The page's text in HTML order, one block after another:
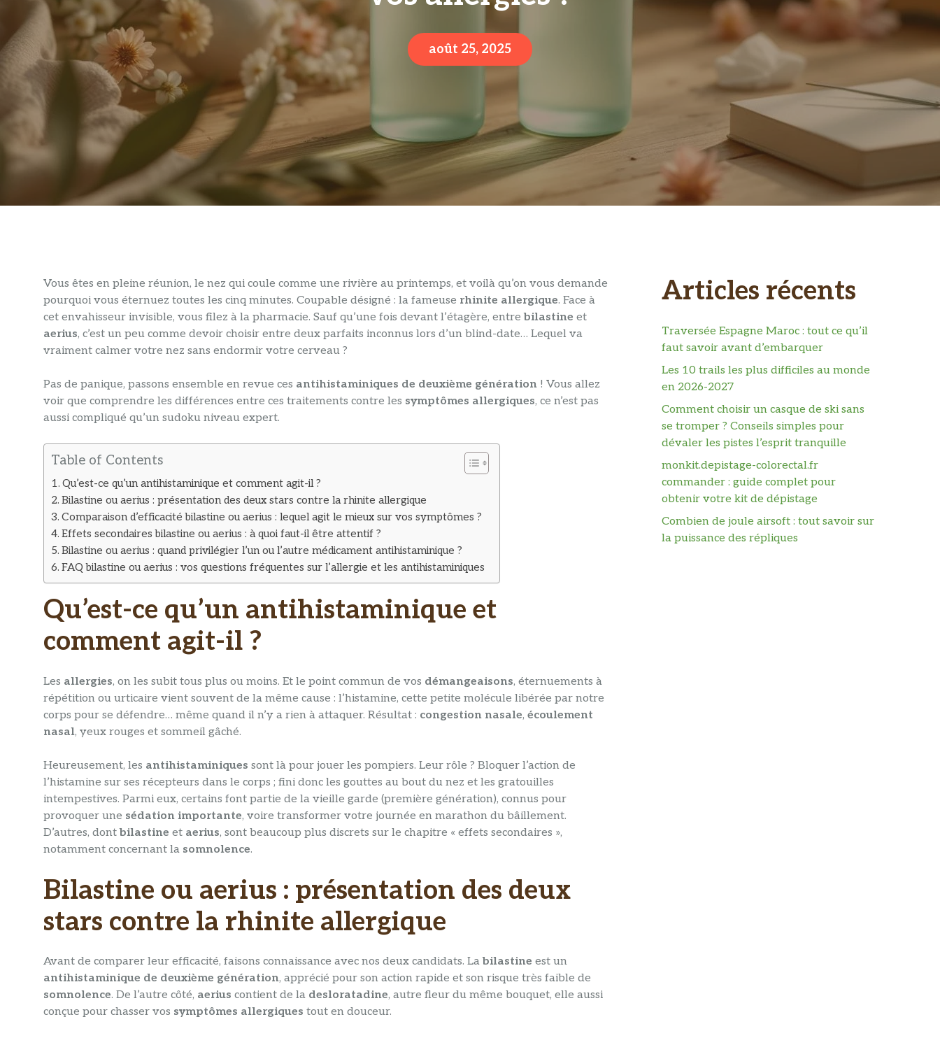
août 25, 2025
Vous êtes en pleine réunion, le nez qui coule comme une rivière au printemps, et voilà qu’on vous demande
pourquoi vous éternuez toutes les cinq minutes. Coupable désigné : la fameuse rhinite allergique. Face à
cet envahisseur invisible, vous filez à la pharmacie. Sauf qu’une fois devant l’étagère, entrebilastine et
aerius, c’est un peu comme devoir choisir entre deux parfaits inconnus lors d’un blind-date… Lequel va
vraiment calmer votre nez sans endormir votre cerveau ?
Pas de panique, passons ensemble en revue ces antihistaminiques de deuxième génération ! Vous allez
voir que comprendre les différences entre ces traitements contre les symptômes allergiques, ce n’est pas
aussi compliqué qu’un sudoku niveau expert.
Table of Contents
Qu’est-ce qu’un antihistaminique et comment agit-il ?
Bilastine ou aerius : présentation des deux stars contre la rhinite allergique
Comparaison d’efficacité bilastine ou aerius : lequel agit le mieux sur vos symptômes ?
Effets secondaires bilastine ou aerius : à quoi faut-il être attentif ?
Bilastine ou aerius : quand privilégier l’un ou l’autre médicament antihistaminique ?
FAQ bilastine ou aerius : vos questions fréquentes sur l’allergie et les antihistaminiques
Qu’est-ce qu’un antihistaminique et
comment agit-il ?
Les allergies, on les subit tous plus ou moins. Et le point commun de vos démangeaisons, éternuements à
répétition ou urticaire vient souvent de la même cause : l’histamine, cette petite molécule libérée par notre
corps pour se défendre… même quand il n’y a rien à attaquer. Résultat : congestion nasale, écoulement
nasal, yeux rouges et sommeil gâché.
Heureusement, les antihistaminiques sont là pour jouer les pompiers. Leur rôle ? Bloquer l’action de
l’histamine sur ses récepteurs dans le corps ; fini donc les gouttes au bout du nez et les gratouilles
intempestives. Parmi eux, certains font partie de la vieille garde (première génération), connus pour
provoquer une sédation importante, voire transformer votre journée en marathon du bâillement.
D’autres, dontbilastine et aerius, sont beaucoup plus discrets sur le chapitre « effets secondaires »,
notamment concernant la somnolence.
Bilastine ou aerius : présentation des deux
stars contre la rhinite allergique
Avant de comparer leur efficacité, faisons connaissance avec nos deux candidats. Labilastine est un
antihistaminique de deuxième génération, apprécié pour son action rapide et son risque très faible de
somnolence. De l’autre côté, aerius contient de la desloratadine, autre fleur du même bouquet, elle aussi
conçue pour chasser vos symptômes allergiques tout en douceur.
Articles récents
Traversée Espagne Maroc : tout ce qu’il
faut savoir avant d’embarquer
Les 10 trails les plus difficiles au monde
en 2026-2027
Comment choisir un casque de ski sans
se tromper ? Conseils simples pour
dévaler les pistes l’esprit tranquille
monkit.depistage-colorectal.fr
commander : guide complet pour
obtenir votre kit de dépistage
Combien de joule airsoft : tout savoir sur
la puissance des répliques